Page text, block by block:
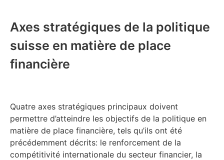
Axes stratégiques de la politique
suisse en matière de place
financière
Quatre axes stratégiques principaux doivent
permettre d’atteindre les objectifs de la politique en
matière de place financière, tels qu’ils ont été
précédemment décrits: le renforcement de la
compétitivité internationale du secteur financier, la